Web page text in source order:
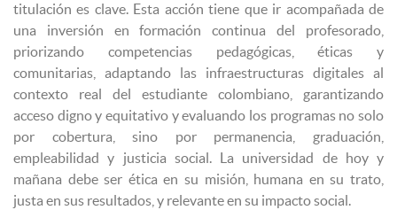
titulación es clave. Esta acción tiene que ir acompañada de
una inversión en formación continua del profesorado,
priorizando competencias pedagógicas, éticas y
comunitarias, adaptando las infraestructuras digitales al
contexto real del estudiante colombiano, garantizando
acceso digno y equitativo y evaluando los programas no solo
por cobertura, sino por permanencia, graduación,
empleabilidad y justicia social. La universidad de hoy y
mañana debe ser ética en su misión, humana en su trato,
justa en sus resultados, y relevante en su impacto social.